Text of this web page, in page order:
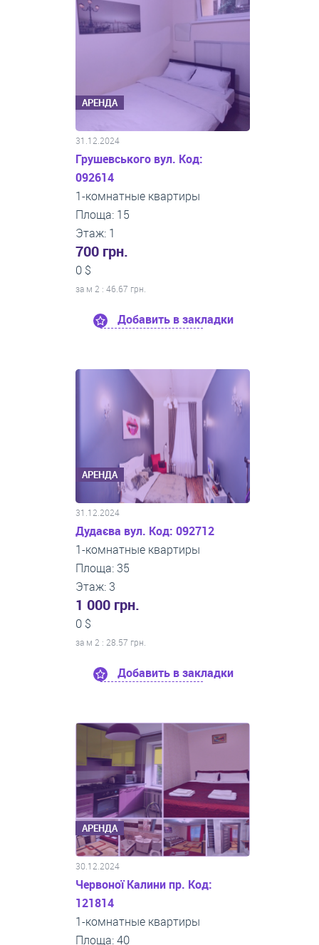
АРЕНДА
31.12.2024
Грушевського вул. Код:
092614
1-комнатные квартиры
Площа: 15
Этаж: 1
700 грн.
0 $
за м 2 : 46.67 грн.
Добавить в закладки
АРЕНДА
31.12.2024
Дудаєва вул. Код: 092712
1-комнатные квартиры
Площа: 35
Этаж: 3
1 000 грн.
0 $
за м 2 : 28.57 грн.
Добавить в закладки
АРЕНДА
30.12.2024
Червоної Калини пр. Код:
121814
1-комнатные квартиры
Площа: 40